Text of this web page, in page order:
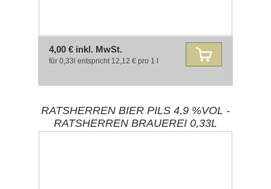
4,00 € inkl. MwSt.
für 0,33l entspricht 12,12 € pro 1 l
RATSHERREN BIER PILS 4,9 %VOL -
RATSHERREN BRAUEREI 0,33L